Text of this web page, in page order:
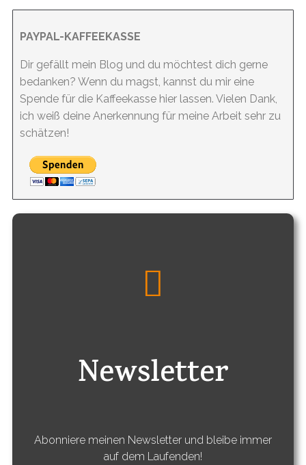
PAYPAL-KAFFEEKASSE
Dir gefällt mein Blog und du möchtest dich gerne
bedanken? Wenn du magst, kannst du mir eine
Spende für die Kaffeekasse hier lassen. Vielen Dank,
ich weiß deine Anerkennung für meine Arbeit sehr zu
schätzen!
Newsletter
Abonniere meinen Newsletter und bleibe immer
auf dem Laufenden!